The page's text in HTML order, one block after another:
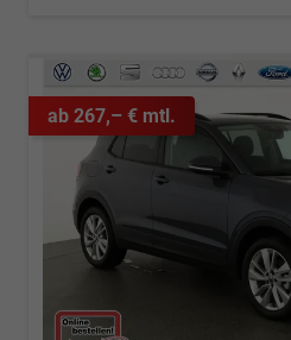
ab 267,– € mtl.